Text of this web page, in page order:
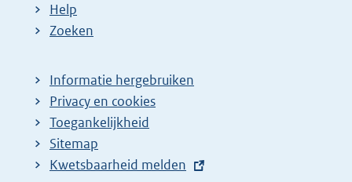
o
Help
Zoeken
Informatie hergebruiken
Privacy en cookies
Toegankelijkheid
Sitemap
E
Kwetsbaarheid melden